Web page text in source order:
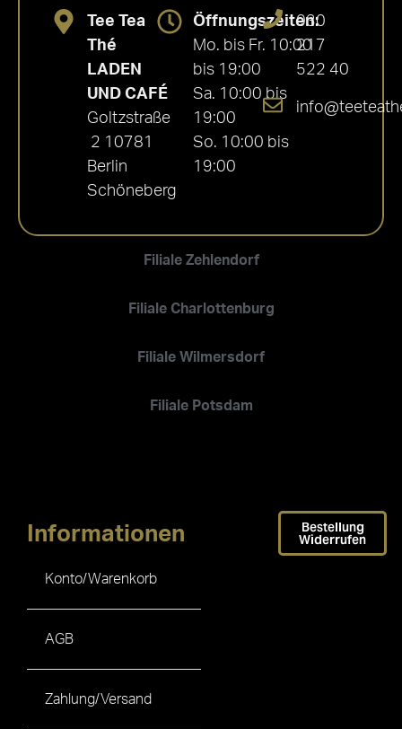
Filiale Zehlendorf
Filiale Charlottenburg
Filiale Wilmersdorf
Filiale Potsdam
Tee Tea
Thé
LADEN
UND CAFÉ
Goltzstraße
2 10781
Berlin
Schöneberg
Öffnungszeiten:
Mo. bis Fr. 10:00
bis 19:00
Sa. 10:00 bis
19:00
So. 10:00 bis
19:00
030
217
522 40
Informationen
Konto/Warenkorb
AGB
Zahlung/Versand
Bestellung
Widerrufen